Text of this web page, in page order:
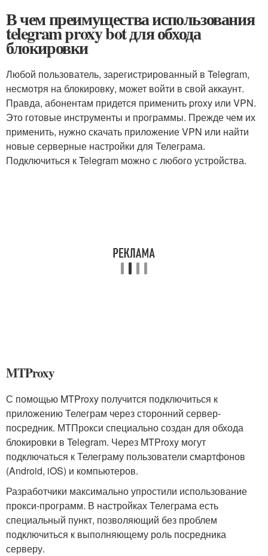
В чем преимущества использования
telegram proxy bot для обхода
блокировки
Любой пользователь, зарегистрированный в Telegram,
несмотря на блокировку, может войти в свой аккаунт.
Правда, абонентам придется применить proxy или VPN.
Это готовые инструменты и программы. Прежде чем их
применить, нужно скачать приложение VPN или найти
новые серверные настройки для Телеграма.
Подключиться к Telegram можно с любого устройства.
MTProxy
С помощью MTProxy получится подключиться к
приложению Телеграм через сторонний сервер-
посредник. МТПрокси специально создан для обхода
блокировки в Telegram. Через MTProxy могут
подключаться к Телеграму пользователи смартфонов
(Android, iOS) и компьютеров.
Разработчики максимально упростили использование
прокси-программ. В настройках Телеграма есть
специальный пункт, позволяющий без проблем
подключиться к выполняющему роль посредника
серверу.